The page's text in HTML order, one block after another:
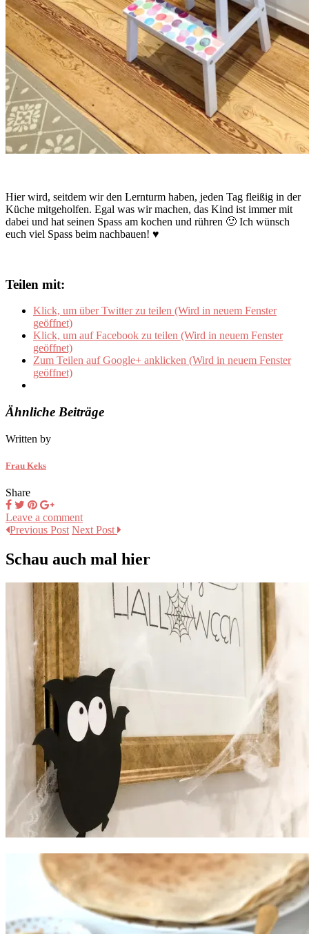
Hier wird, seitdem wir den Lernturm haben, jeden Tag fleißig in der
Küche mitgeholfen. Egal was wir machen, das Kind ist immer mit
dabei und hat seinen Spass am kochen und rühren 🙂 Ich wünsch
euch viel Spass beim nachbauen! ♥
Teilen mit:
Klick, um über Twitter zu teilen (Wird in neuem Fenster
geöffnet)
Klick, um auf Facebook zu teilen (Wird in neuem Fenster
geöffnet)
Zum Teilen auf Google+ anklicken (Wird in neuem Fenster
geöffnet)
Ähnliche Beiträge
Written by
Frau Keks
Share
Leave a comment
Previous Post Next Post
Schau auch mal hier